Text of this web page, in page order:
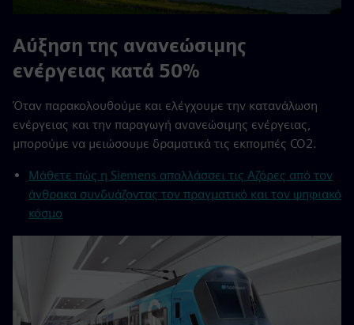
Αύξηση της ανανεώσιμης
ενέργειας κατά 50%
Όταν παρακολουθούμε και ελέγχουμε την κατανάλωση
ενέργειας και την παραγωγή ανανεώσιμης ενέργειας,
μπορούμε να μειώσουμε δραματικά τις εκπομπές CO2.
Μάθετε πώς η Siemens απαλλάσσει τις Αζόρες από τον
άνθρακα συνδυάζοντας τον πραγματικό και τον ψηφιακό
κόσμο